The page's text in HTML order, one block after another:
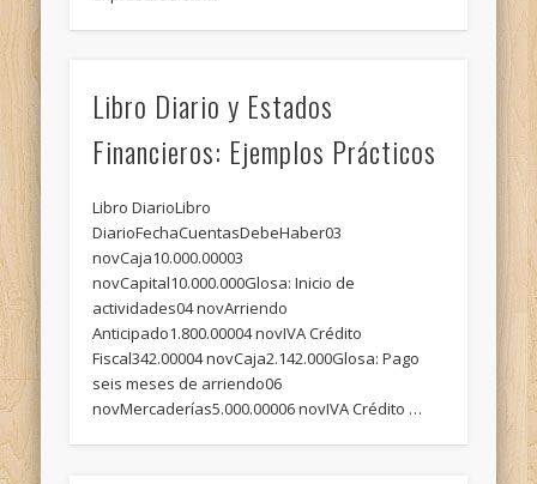
Libro Diario y Estados
Financieros: Ejemplos Prácticos
Libro DiarioLibro
DiarioFechaCuentasDebeHaber03
novCaja10.000.00003
novCapital10.000.000Glosa: Inicio de
actividades04 novArriendo
Anticipado1.800.00004 novIVA Crédito
Fiscal342.00004 novCaja2.142.000Glosa: Pago
seis meses de arriendo06
novMercaderías5.000.00006 novIVA Crédito …